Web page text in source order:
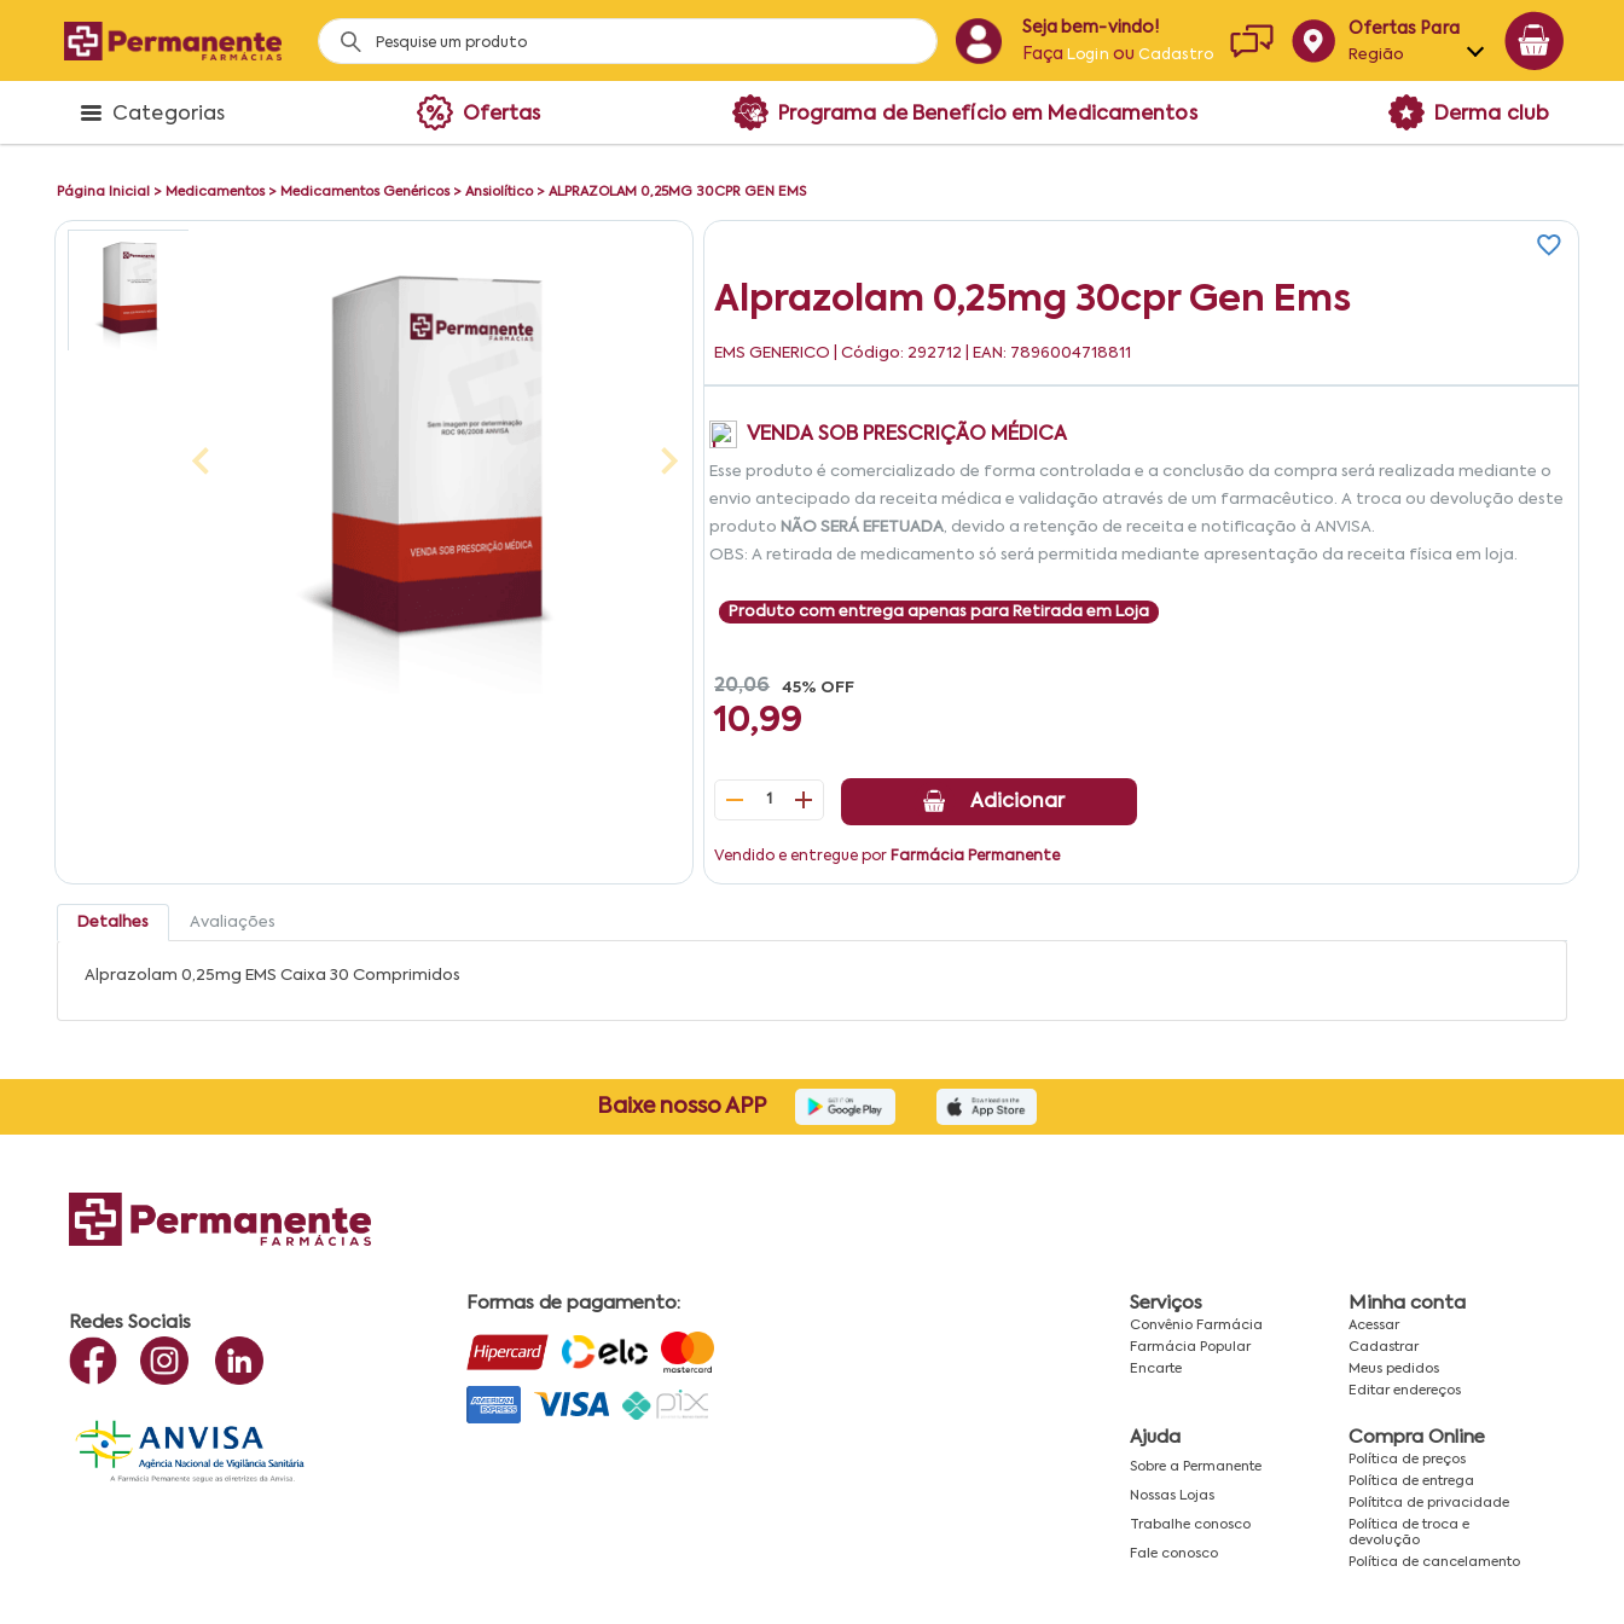
Seja bem-vindo!
Faça Login ouCadastro
Ofertas Para
Região
Alagoas
Categorias Ofertas Programa de Benefício em Medicamentos Derma club
Página Inicial > Medicamentos> Medicamentos Genéricos> Ansiolítico> ALPRAZOLAM 0,25MG 30CPR GEN EMS
Alprazolam 0,25mg 30cpr Gen Ems
EMS GENERICO | Código: 292712 | EAN: 7896004718811
VENDA SOB PRESCRIÇÃO MÉDICA
Esse produto é comercializado de forma controlada e a conclusão da compra será realizada mediante o
envio antecipado da receita médica e validação através de um farmacêutico. A troca ou devolução deste
produto NÃO SERÁ EFETUADA, devido a retenção de receita e notificação à ANVISA.
OBS: A retirada de medicamento só será permitida mediante apresentação da receita física em loja.
Produto com entrega apenas para Retirada em Loja
20,06 45% OFF
10,99
1 Adicionar
Vendido e entregue por Farmácia Permanente
Detalhes Avaliações
Alprazolam 0,25mg EMS Caixa 30 Comprimidos
Baixe nosso APP
Redes Sociais
Formas de pagamento: Serviços
Convênio Farmácia
Farmácia Popular
Encarte
Minha conta
Acessar
Cadastrar
Meus pedidos
Editar endereços
Ajuda
Sobre a Permanente
Nossas Lojas
Trabalhe conosco
Fale conosco
Compra Online
Política de preços
Política de entrega
Polítitca de privacidade
Política de troca e
devolução
Política de cancelamento